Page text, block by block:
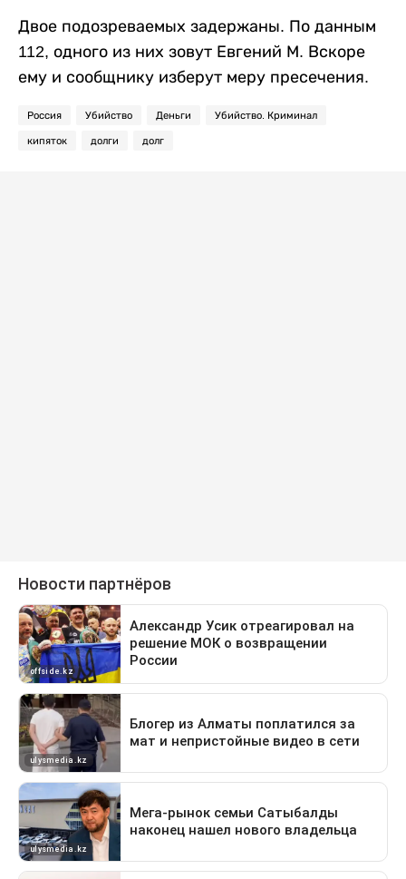
Двое подозреваемых задержаны. По данным
112, одного из них зовут Евгений М. Вскоре
ему и сообщнику изберут меру пресечения.
Россия Убийство Деньги Убийство. Криминал
кипяток долги долг